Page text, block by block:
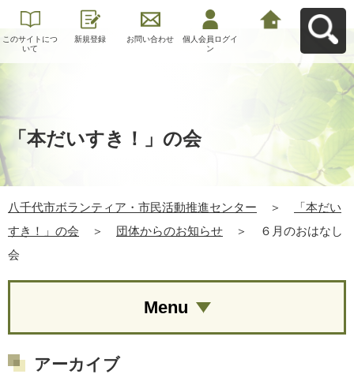
このサイトにつ
いて
新規登録 お問い合わせ
個人会員ログイ
ン
「本だいすき！」の会
八千代市ボランティア・市民活動推進センター ＞
「本だい
すき！」の会
＞ 団体からのお知らせ ＞
６月のおはなし
会
Menu
アーカイブ